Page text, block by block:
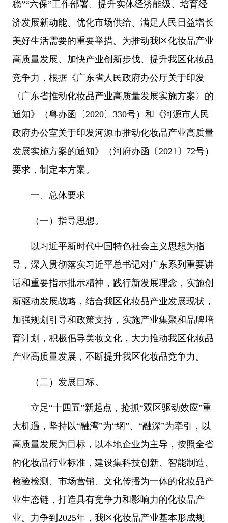
稳”“六保”工作部署、提升实体经济能级、培育经
济发展新动能、优化市场供给、满足人民日益增长
美好生活需要的重要举措。为推动我区化妆品产业
高质量发展、加快产业创新步伐、提升我区化妆品
竞争力，根据《广东省人民政府办公厅关于印发
〈广东省推动化妆品产业高质量发展实施方案〉的
通知》（粤办函 〔 2020〕 330号） 和 《河源市人民
政府办公室关于印发河源市推动化妆品产业高质量
发展实施方案的通知》（河府办函 〔 2021 〕 72号）
要求，制定本方案。
一、总体要求
（一）指导思想。
以习近平新时代中国特色社会主义思想为指
导，深入贯彻落实习近平总书记对广东系列重要讲
话和重要指示批示精神，践行新发展理念，实施创
新驱动发展战略，结合我区化妆品产业发展现状，
加强规划引导和政策支持，实施产业集聚和品牌培
育计划，积极倡导美妆文化，大力推动我区化妆品
产业高质量发展，不断提升我区化妆品竞争力。
（二）发展目标。
立足“十四五”新起点，抢抓“双区驱动效应”重
大机遇，坚持以“融湾”为“纲”、“融深”为牵引，以
高质量发展为目标，以本地企业为主导，按照全省
的化妆品行业标准，建设集科技创新、智能制造、
检验检测、市场营销、文化传播为一体的化妆品产
业生态链，打造具有竞争力和影响力的化妆品产
业。力争到2025年，我区化妆品产业基本形成规